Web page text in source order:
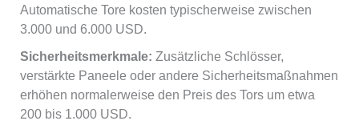
Automatische Tore kosten typischerweise zwischen
3.000 und 6.000 USD.
Sicherheitsmerkmale: Zusätzliche Schlösser,
verstärkte Paneele oder andere Sicherheitsmaßnahmen
erhöhen normalerweise den Preis des Tors um etwa
200 bis 1.000 USD.